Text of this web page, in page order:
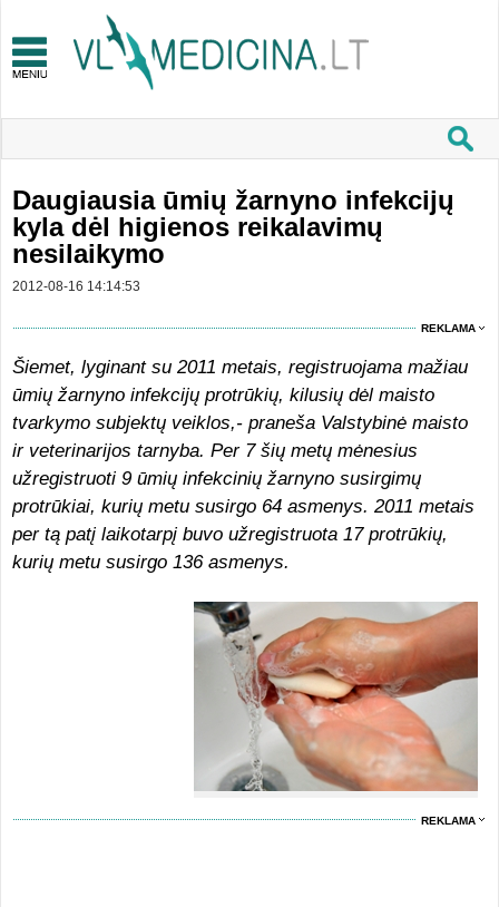
Daugiausia ūmių žarnyno infekcijų
kyla dėl higienos reikalavimų
nesilaikymo
2012-08-16 14:14:53
REKLAMA
Šiemet, lyginant su 2011 metais, registruojama mažiau
ūmių žarnyno infekcijų protrūkių, kilusių dėl maisto
tvarkymo subjektų veiklos,- praneša Valstybinė maisto
ir veterinarijos tarnyba. Per 7 šių metų mėnesius
užregistruoti 9 ūmių infekcinių žarnyno susirgimų
protrūkiai, kurių metu susirgo 64 asmenys. 2011 metais
per tą patį laikotarpį buvo užregistruota 17 protrūkių,
kurių metu susirgo 136 asmenys.
REKLAMA